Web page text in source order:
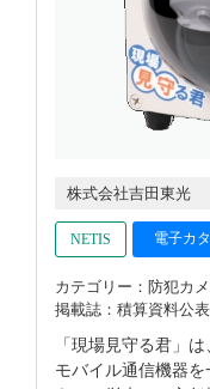
株式会社吉田東光
NETIS 電子カ
カテゴリー：防犯カ
掲載誌：積算資料公
「現場見守る君」
モバイル通信機器